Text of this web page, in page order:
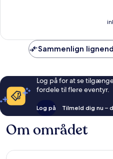
anmeldelser
Sammenlign
Log på for at se
fordele til flere eventyr.
Log på Tilmeld dig nu –
Om området